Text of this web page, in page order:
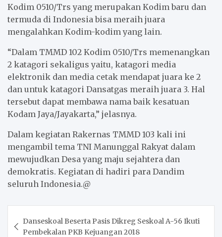
Kodim 0510/Trs yang merupakan Kodim baru dan
termuda di Indonesia bisa meraih juara
mengalahkan Kodim-kodim yang lain.
“Dalam TMMD 102 Kodim 0510/Trs memenangkan
2 katagori sekaligus yaitu, katagori media
elektronik dan media cetak mendapat juara ke 2
dan untuk katagori Dansatgas meraih juara 3. Hal
tersebut dapat membawa nama baik kesatuan
Kodam Jaya/Jayakarta,” jelasnya.
Dalam kegiatan Rakernas TMMD 103 kali ini
mengambil tema TNI Manunggal Rakyat dalam
mewujudkan Desa yang maju sejahtera dan
demokratis. Kegiatan di hadiri para Dandim
seluruh Indonesia.@
navigation
Danseskoal Beserta Pasis Dikreg Seskoal A-56 Ikuti
Pembekalan PKB Kejuangan 2018